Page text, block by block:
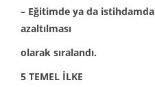
– Eğitimde ya da
azaltılması
olarak sıralandı.
5 TEMEL İLKE